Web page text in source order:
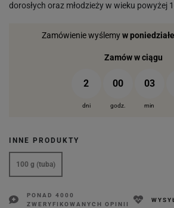
dorosłych oraz młodzieży w wieku powyżej
Zamówienie wyślemyw
Zamów w ciągu
2 00 03
dni godz. min
INNE PRODUKTY
100 g (tuba)
PONAD 4000
ZWERYFIKOWANYCH OPINII